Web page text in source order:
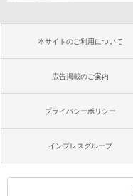
本サイトのご利用について
広告掲載のご案内
プライバシーポリシー
インプレスグループ